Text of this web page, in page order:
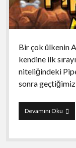
Bir çok ülkenin
kendine ilk
niteliğindeki
sonra geçtiğimiz
Devamını Oku
2